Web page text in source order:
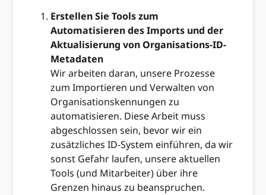
Erstellen Sie Tools zum
Automatisieren des Imports und der
Aktualisierung von Organisations-ID-
Metadaten
Wir arbeiten daran, unsere Prozesse
zum Importieren und Verwalten von
Organisationskennungen zu
automatisieren. Diese Arbeit muss
abgeschlossen sein, bevor wir ein
zusätzliches ID-System einführen, da wir
sonst Gefahr laufen, unsere aktuellen
Tools (und Mitarbeiter) über ihre
Grenzen hinaus zu beanspruchen.